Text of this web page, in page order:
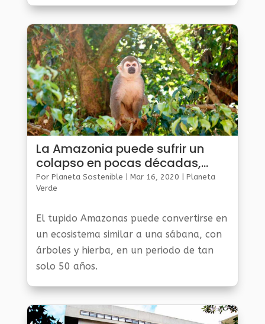
La Amazonia puede sufrir un
colapso en pocas décadas,
según estudio
Por Planeta Sostenible | Mar 16, 2020 | Planeta
Verde
El tupido Amazonas puede convertirse en
un ecosistema similar a una sábana, con
árboles y hierba, en un periodo de tan
solo 50 años.